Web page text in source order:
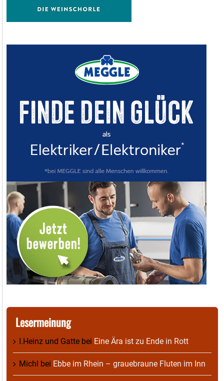
Lesermeinung
I.Heinz und Gatte bei Eine Ära ist zu Ende in Rott
Michl bei Ebbe im Rhein – grauebraune Fluten im Inn